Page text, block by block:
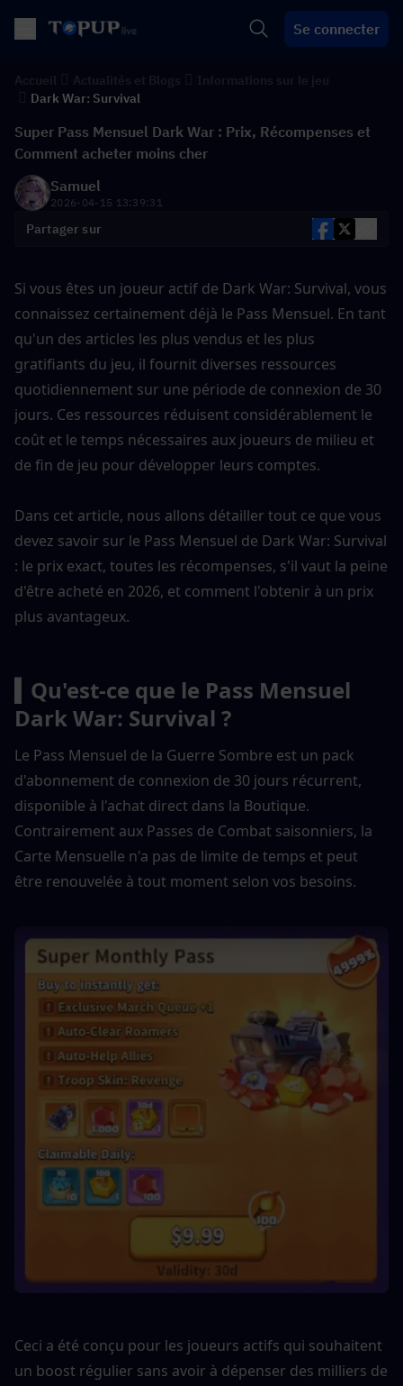
Se connecter
Dark War: Survival
Super Pass Mensuel Dark War : Prix, Récompenses et
Comment acheter moins cher
Samuel
2026-04-15 13:39:31
Partager sur
Si vous êtes un joueur actif de Dark War: Survival, vous
connaissez certainement déjà le Pass Mensuel. En tant
qu'un des articles les plus vendus et les plus
gratifiants du jeu, il fournit diverses ressources
quotidiennement sur une période de connexion de 30
jours. Ces ressources réduisent considérablement le
coût et le temps nécessaires aux joueurs de milieu et
de fin de jeu pour développer leurs comptes.
Dans cet article, nous allons détailler tout ce que vous
devez savoir sur le Pass Mensuel de Dark War: Survival
: le prix exact, toutes les récompenses, s'il vaut la peine
d'être acheté en 2026, et comment l'obtenir à un prix
plus avantageux.
▍Qu'est-ce que le Pass Mensuel
Dark War: Survival ?
Le Pass Mensuel de la Guerre Sombre est un pack
d'abonnement de connexion de 30 jours récurrent,
disponible à l'achat direct dans la Boutique.
Contrairement aux Passes de Combat saisonniers, la
Carte Mensuelle n'a pas de limite de temps et peut
être renouvelée à tout moment selon vos besoins.
Ceci a été conçu pour les joueurs actifs qui souhaitent
un boost régulier sans avoir à dépenser des milliers de